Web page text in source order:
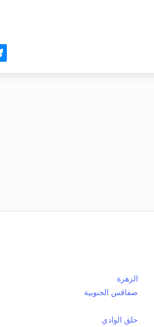
الزهرة
صفاقس الجنوبية
حلق الوادي